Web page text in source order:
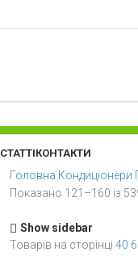
СТАТТІКОНТАКТИ
Головна Кондиціонери
Показано 121–160 із
Show sidebar
Товарів на сторінці 40